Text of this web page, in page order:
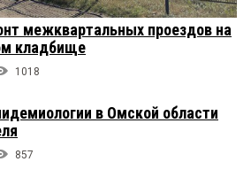
межквартальных проездов на
кладбище
1018
в Омской области
857